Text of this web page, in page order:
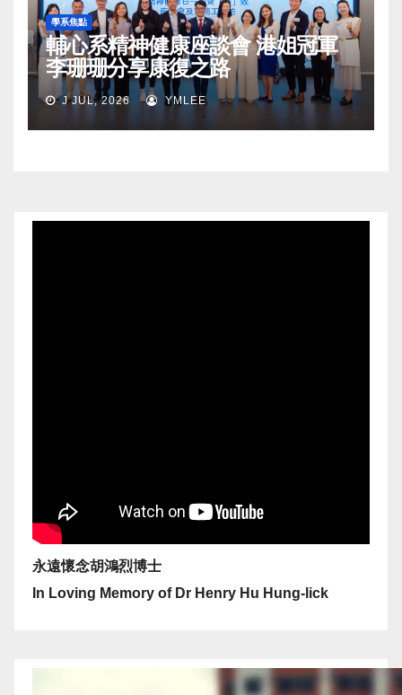
學系焦點
輔心系精神健康座談會 港姐冠軍
李珊珊分享康復之路
J JUL, 2026 YMLEE
永遠懷念胡鴻烈博士
In Loving Memory of Dr Henry Hu Hung-lick